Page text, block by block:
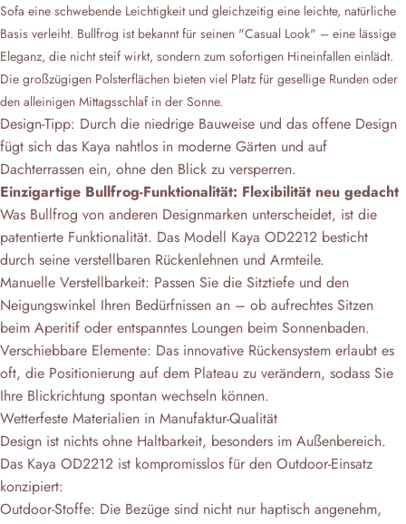
Sofa eine schwebende Leichtigkeit und gleichzeitig eine leichte, natürliche
Basis verleiht. Bullfrog ist bekannt für seinen "Casual Look" – eine lässige
Eleganz, die nicht steif wirkt, sondern zum sofortigen Hineinfallen einlädt.
Die großzügigen Polsterflächen bieten viel Platz für gesellige Runden oder
den alleinigen Mittagsschlaf in der Sonne.
Design-Tipp: Durch die niedrige Bauweise und das offene Design
fügt sich das Kaya nahtlos in moderne Gärten und auf
Dachterrassen ein, ohne den Blick zu versperren.
Einzigartige Bullfrog-Funktionalität: Flexibilität neu gedacht
Was Bullfrog von anderen Designmarken unterscheidet, ist die
patentierte Funktionalität. Das Modell Kaya OD2212 besticht
durch seine verstellbaren Rückenlehnen und Armteile.
Manuelle Verstellbarkeit: Passen Sie die Sitztiefe und den
Neigungswinkel Ihren Bedürfnissen an – ob aufrechtes Sitzen
beim Aperitif oder entspanntes Loungen beim Sonnenbaden.
Verschiebbare Elemente: Das innovative Rückensystem erlaubt es
oft, die Positionierung auf dem Plateau zu verändern, sodass Sie
Ihre Blickrichtung spontan wechseln können.
Wetterfeste Materialien in Manufaktur-Qualität
Design ist nichts ohne Haltbarkeit, besonders im Außenbereich.
Das Kaya OD2212 ist kompromisslos für den Outdoor-Einsatz
konzipiert:
Outdoor-Stoffe: Die Bezüge sind nicht nur haptisch angenehm,